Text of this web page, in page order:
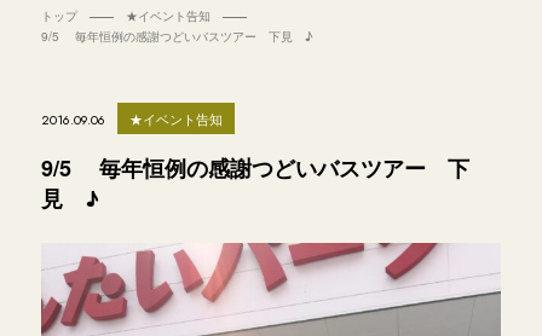
トップ
★イベント告知
9/5 毎年恒例の感謝つどいバスツアー 下見 ♪
2016.09.06 ★イベント告知
9/5 毎年恒例の感謝つどいバスツアー 下
見 ♪